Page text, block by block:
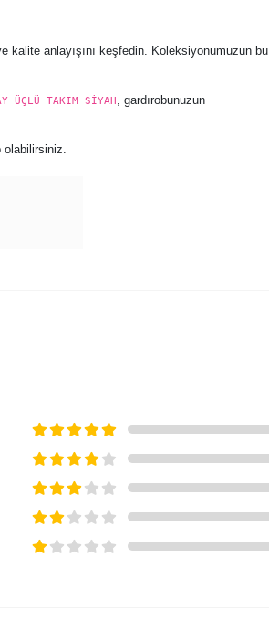
kalite anlayışını keşfedin. Koleksiyonumuzun bu
ÜÇLÜ TAKIM SİYAH, gardırobunuzun
olabilirsiniz.